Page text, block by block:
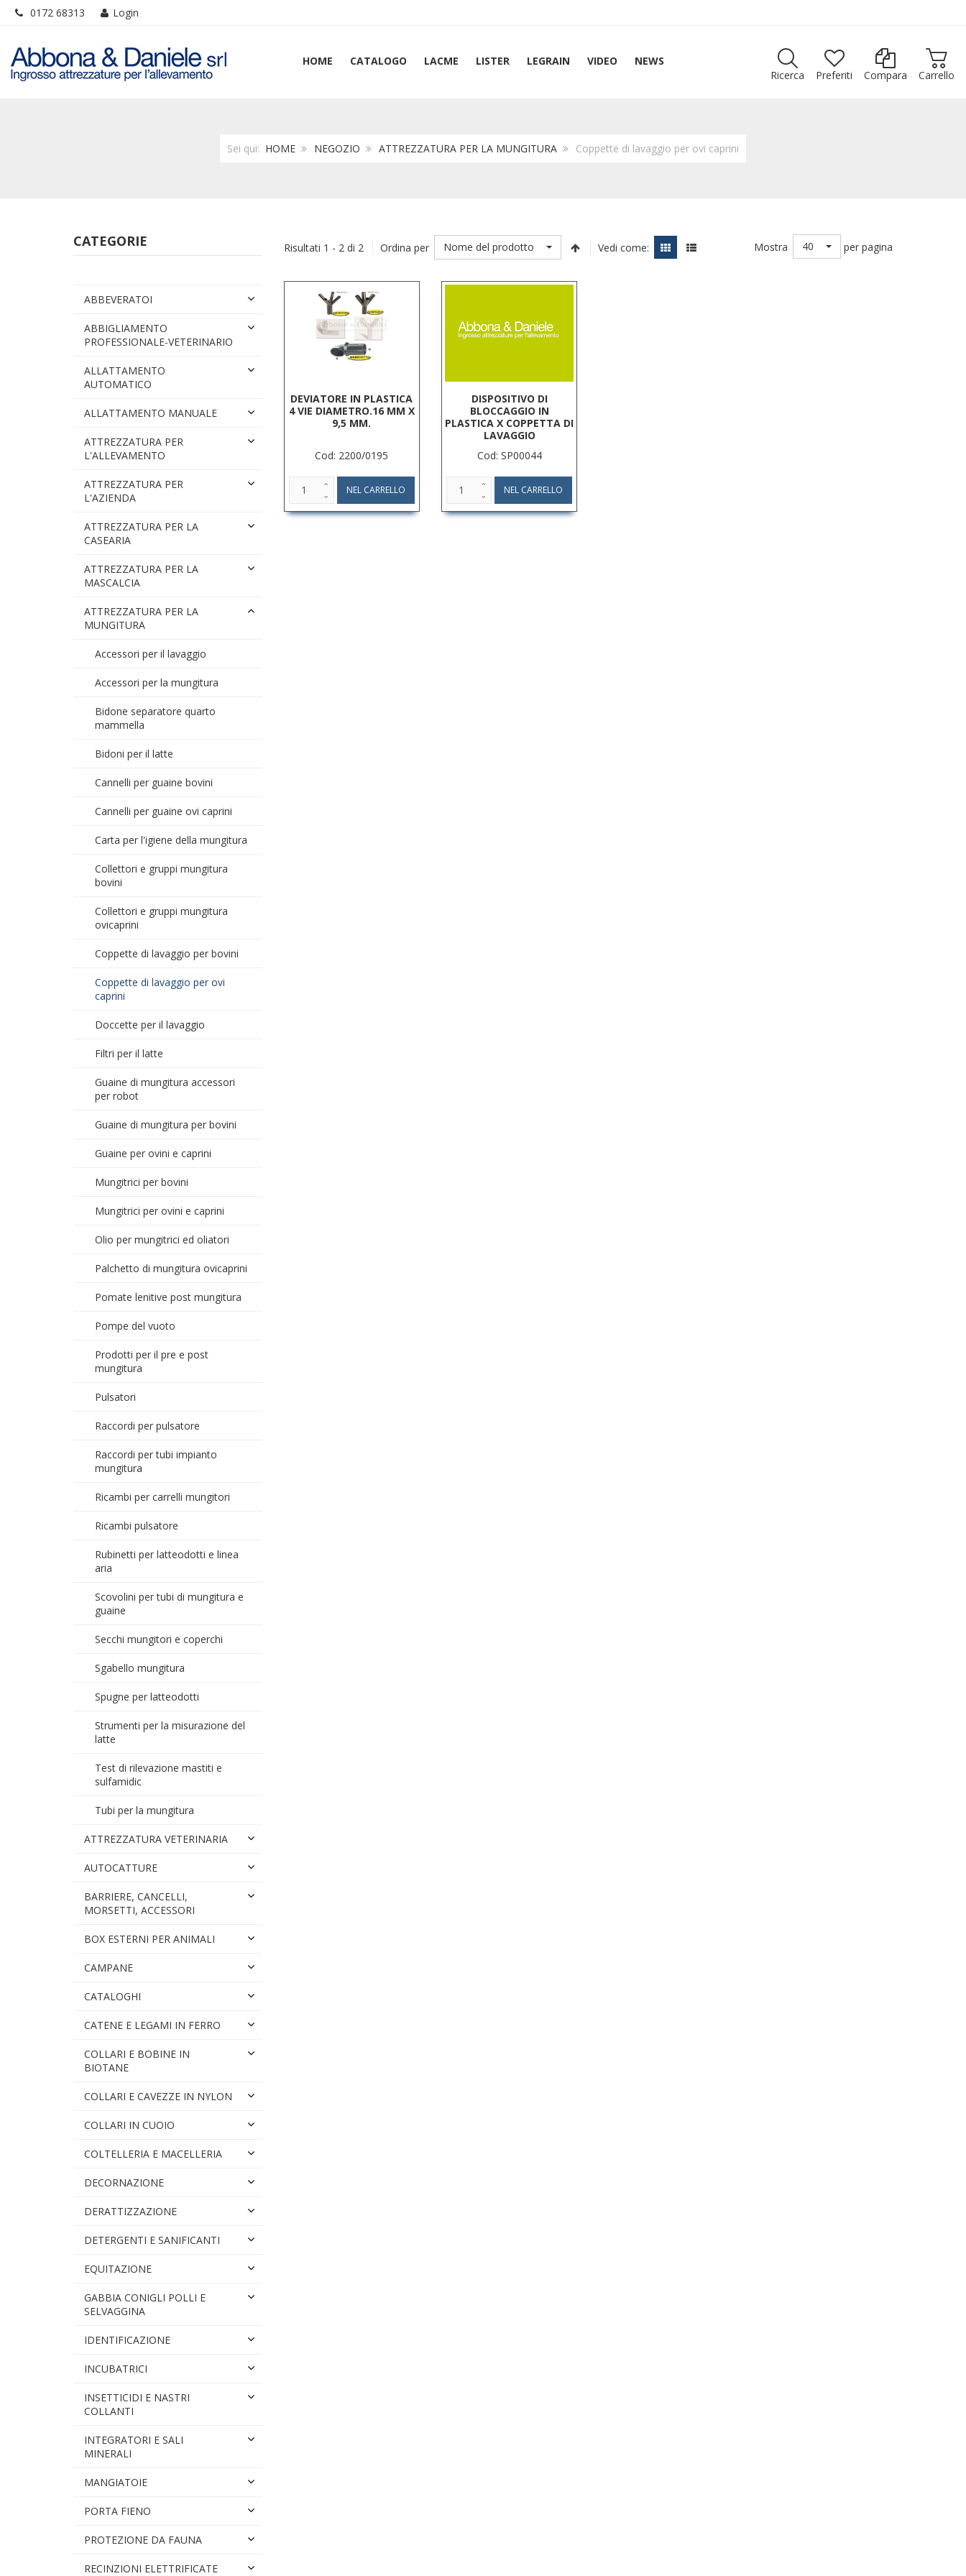
0172 68313 Login
HOME CATALOGO LACME LISTER LEGRAIN VIDEO
NEWS
Ricerca
Preferiti Compara Carrello
Sei qui: HOME NEGOZIO ATTREZZATURA PER LA MUNGITURA Coppette di lavaggio per ovi caprini
CATEGORIE
ABBEVERATOI
ABBIGLIAMENTO
PROFESSIONALE-VETERINARIO
ALLATTAMENTO
AUTOMATICO
ALLATTAMENTO MANUALE
ATTREZZATURA PER
L'ALLEVAMENTO
ATTREZZATURA PER
L'AZIENDA
ATTREZZATURA PER LA
CASEARIA
ATTREZZATURA PER LA
MASCALCIA
ATTREZZATURA PER LA
MUNGITURA
Accessori per il lavaggio
Accessori per la mungitura
Bidone separatore quarto
mammella
Bidoni per il latte
Cannelli per guaine bovini
Cannelli per guaine ovi caprini
Carta per l'igiene della mungitura
Collettori e gruppi mungitura
bovini
Collettori e gruppi mungitura
ovicaprini
Coppette di lavaggio per bovini
Coppette di lavaggio per ovi
caprini
Doccette per il lavaggio
Filtri per il latte
Guaine di mungitura accessori
per robot
Guaine di mungitura per bovini
Guaine per ovini e caprini
Mungitrici per bovini
Mungitrici per ovini e caprini
Olio per mungitrici ed oliatori
Palchetto di mungitura ovicaprini
Pomate lenitive post mungitura
Pompe del vuoto
Prodotti per il pre e post
mungitura
Pulsatori
Raccordi per pulsatore
Raccordi per tubi impianto
mungitura
Ricambi per carrelli mungitori
Ricambi pulsatore
Rubinetti per latteodotti e linea
aria
Scovolini per tubi di mungitura e
guaine
Secchi mungitori e coperchi
Sgabello mungitura
Spugne per latteodotti
Strumenti per la misurazione del
latte
Test di rilevazione mastiti e
sulfamidic
Tubi per la mungitura
ATTREZZATURA VETERINARIA
AUTOCATTURE
BARRIERE, CANCELLI,
MORSETTI, ACCESSORI
BOX ESTERNI PER ANIMALI
CAMPANE
CATALOGHI
CATENE E LEGAMI IN FERRO
COLLARI E BOBINE IN
BIOTANE
COLLARI E CAVEZZE IN NYLON
COLLARI IN CUOIO
COLTELLERIA E MACELLERIA
DECORNAZIONE
DERATTIZZAZIONE
DETERGENTI E SANIFICANTI
EQUITAZIONE
GABBIA CONIGLI POLLI E
SELVAGGINA
IDENTIFICAZIONE
INCUBATRICI
INSETTICIDI E NASTRI
COLLANTI
INTEGRATORI E SALI
MINERALI
MANGIATOIE
PORTA FIENO
PROTEZIONE DA FAUNA
RECINZIONI ELETTRIFICATE
Risultati 1 - 2 di 2 Ordina per Nome del prodotto Vedi come: Mostra 40 per pagina
DEVIATORE IN PLASTICA
4 VIE DIAMETRO.16 MM X
9,5 MM.
Cod: 2200/0195
DISPOSITIVO DI
BLOCCAGGIO IN
PLASTICA X COPPETTA DI
LAVAGGIO
Cod: SP00044